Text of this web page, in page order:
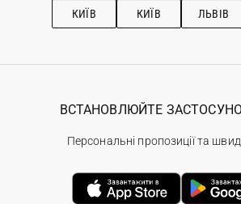
КИЇВ КИЇВ ЛЬВІВ
ВСТАНОВЛЮЙТЕ
Персональні пропозиції та